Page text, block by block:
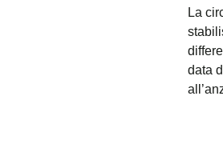
La
data